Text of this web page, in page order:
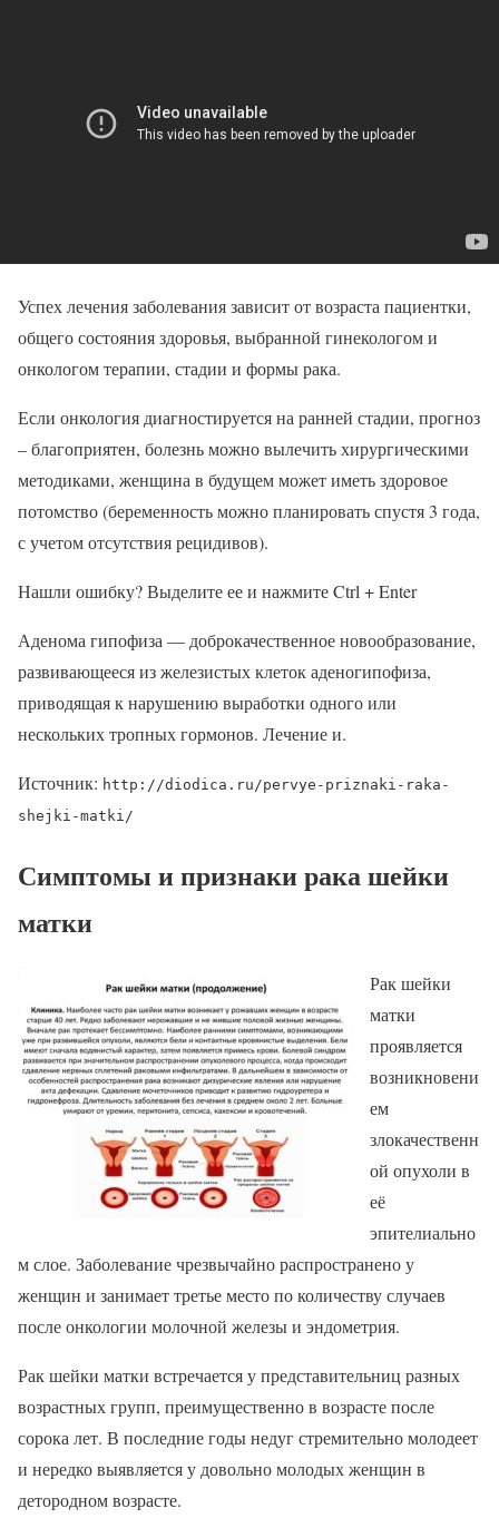
Успех лечения заболевания зависит от возраста пациентки,
общего состояния здоровья, выбранной гинекологом и
онкологом терапии, стадии и формы рака.
Если онкология диагностируется на ранней стадии, прогноз
– благоприятен, болезнь можно вылечить хирургическими
методиками, женщина в будущем может иметь здоровое
потомство (беременность можно планировать спустя 3 года,
с учетом отсутствия рецидивов).
Нашли ошибку? Выделите ее и нажмите Ctrl + Enter
Аденома гипофиза — доброкачественное новообразование,
развивающееся из железистых клеток аденогипофиза,
приводящая к нарушению выработки одного или
нескольких тропных гормонов. Лечение и.
Источник: http://diodica.ru/pervye-priznaki-raka-
shejki-matki/
Симптомы и признаки рака шейки
матки
Рак шейки
матки
проявляется
возникновени
ем
злокачественн
ой опухоли в
её
эпителиально
м слое. Заболевание чрезвычайно распространено у
женщин и занимает третье место по количеству случаев
после онкологии молочной железы и эндометрия.
Рак шейки матки встречается у представительниц разных
возрастных групп, преимущественно в возрасте после
сорока лет. В последние годы недуг стремительно молодеет
и нередко выявляется у довольно молодых женщин в
детородном возрасте.